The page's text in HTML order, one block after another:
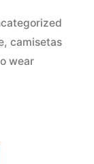
, camisetas
wear